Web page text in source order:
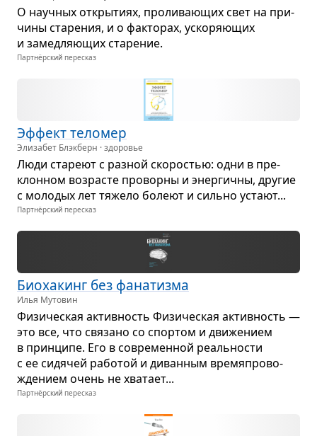
О науч­ных откры­тиях, про­ли­ва­ю­щих свет на при­
чины ста­ре­ния, и о фак­то­рах, уско­ря­ю­щих
и замед­ля­ю­щих ста­ре­ние.
Партнёрский пересказ
Эффект тело­мер
Элизабет Блэкберн · здоровье
Люди ста­реют с раз­ной ско­ро­стью: одни в пре­
клон­ном воз­ра­сте про­ворны и энер­гичны, дру­гие
с моло­дых лет тяжело болеют и сильно устают...
Партнёрский пересказ
Био­ха­кинг без фана­тизма
Илья Мутовин
Физи­че­ская актив­ность Физи­че­ская актив­ность —
это все, что свя­зано со спор­том и дви­же­нием
в прин­ципе. Его в совре­мен­ной реаль­но­сти
с ее сидя­чей рабо­той и диван­ным вре­мя­про­во­
жде­нием очень не хва­тает...
Партнёрский пересказ